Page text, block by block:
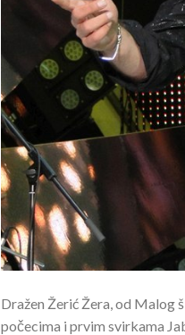
Dražen Žerić Žera, od Malog
počecima i prvim svirkama